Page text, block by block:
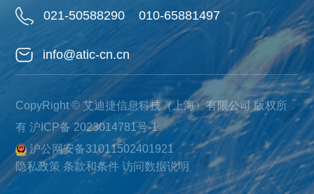
021-50588290 010-65881497
info@atic-cn.cn
CopyRight © 艾迪捷信息科技（上海）有限公司 版权所
有沪ICP备 2023014781号-1
沪公网安备31011502401921
隐私政策 条款和条件 访问数据说明